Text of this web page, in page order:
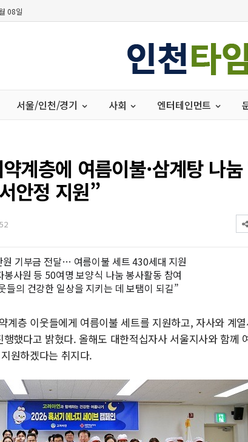
08일
서울/인천/경기 사회 엔터테인먼트
계층에 여름이불·삼계탕 나
안정 지원”
기부금 전달… 여름이불 세트 430세대 지원
사원 등 50여명 보양식 나눔 봉사활동 참여
들의 건강한 일상을 지키는 데 보탬이 되길”
계층 이웃들에게 여름이불 세트를 지원하고, 자사와 계
했다고 밝혔다. 올해도 대한적십자사 서울지사와 함께
원하겠다는 취지다.